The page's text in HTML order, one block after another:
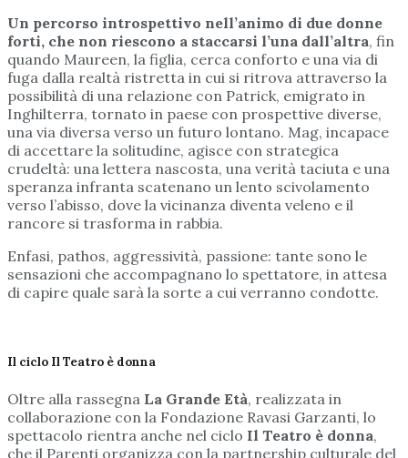
Un percorso introspettivo nell’animo di due donne
forti, che non riescono a staccarsi l’una dall’altra, fin
quando Maureen, la figlia, cerca conforto e una via di
fuga dalla realtà ristretta in cui si ritrova attraverso la
possibilità di una relazione con Patrick, emigrato in
Inghilterra, tornato in paese con prospettive diverse,
una via diversa verso un futuro lontano. Mag, incapace
di accettare la solitudine, agisce con strategica
crudeltà: una lettera nascosta, una verità taciuta e una
speranza infranta scatenano un lento scivolamento
verso l’abisso, dove la vicinanza diventa veleno e il
rancore si trasforma in rabbia.
Enfasi, pathos, aggressività, passione: tante sono le
sensazioni che accompagnano lo spettatore, in attesa
di capire quale sarà la sorte a cui verranno condotte.
Il ciclo Il Teatro è donna
Oltre alla rassegna La Grande Età, realizzata in
collaborazione con la Fondazione Ravasi Garzanti, lo
spettacolo rientra anche nel ciclo Il Teatro è donna,
che il Parenti organizza con la partnership culturale del